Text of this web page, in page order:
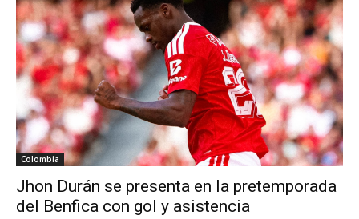
Colombia
Jhon Durán se presenta en la pretemporada
del Benfica con gol y asistencia